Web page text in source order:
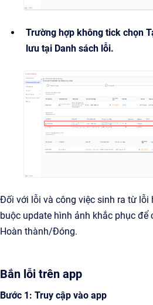
Trường hợp không tick chọn
lưu tại Danh sách lỗi.
Đối với lỗi và công việc sinh ra từ
buộc update hình ảnh khắc phục để
Hoàn thành/Đóng.
Bắn lỗi trên app
Bước 1: Truy cập vào app